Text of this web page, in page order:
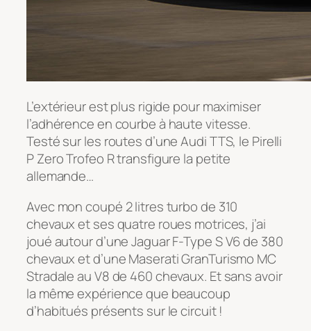
L’extérieur est plus rigide pour maximiser
l’adhérence en courbe à haute vitesse.
Testé sur les routes d’une Audi TTS, le Pirelli
P Zero Trofeo R transfigure la petite
allemande…
Avec mon coupé 2 litres turbo de 310
chevaux et ses quatre roues motrices, j’ai
joué autour d’une Jaguar F-Type S V6 de 380
chevaux et d’une Maserati GranTurismo MC
Stradale au V8 de 460 chevaux. Et sans avoir
la même expérience que beaucoup
d’habitués présents sur le circuit !